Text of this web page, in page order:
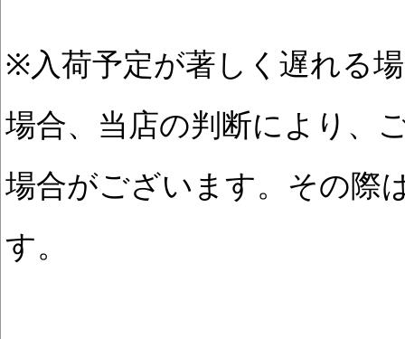
※入荷予定が著しく遅れる
場合、当店の判断により、
場合がございます。その際
す。